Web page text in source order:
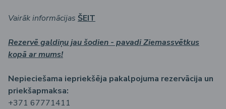
Vairāk informācijas ŠEIT
Rezervē galdiņu jau šodien - pavadi Ziemassvētkus
kopā ar mums!
Nepieciešama iepriekšēja pakalpojuma rezervācija un
priekšapmaksa:
+371 67771411